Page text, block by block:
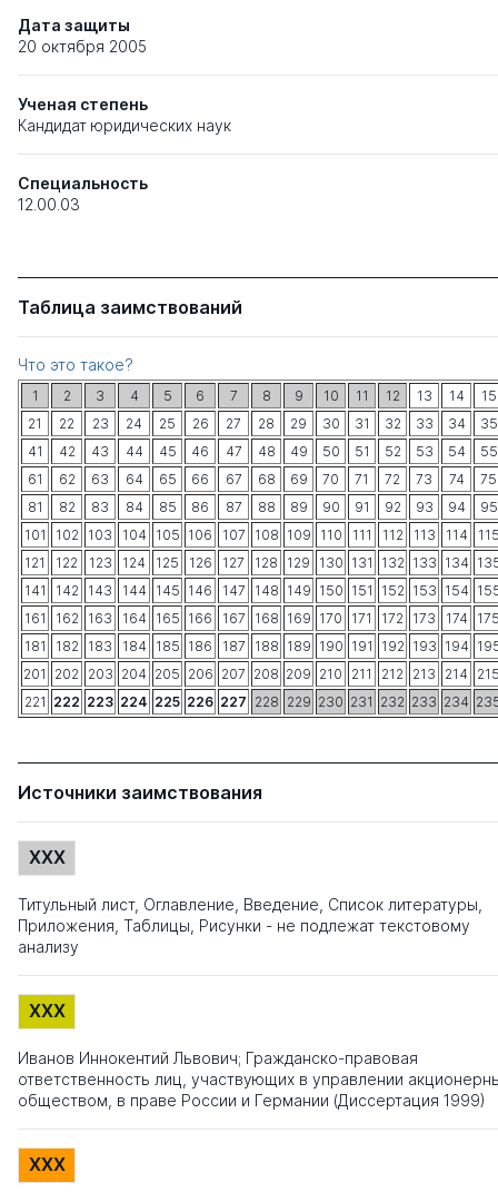
Дата защиты
20 октября 2005
Ученая степень
Кандидат юридических наук
Специальность
12.00.03
Таблица заимствований
Что это такое?
1 2 3 4 5 6 7 8 9 10 11 12 13 14
15
21
22 23 24 25 26 27 28 29 30 31 32 33 34
35
41
42 43 44 45 46 47 48 49 50 51 52 53 54
55
61
62 63 64 65 66 67 68 69 70 71 72 73 74
75
81
82 83 84 85 86 87 88 89 90 91 92 93 94
95
101
102 103 104 105 106 107 108 109 110 111 112 113 114
121
122 123 124 125 126 127 128 129 130 131 132 133 134
141
142 143 144 145 146 147 148 149 150 151 152 153 154
161
162 163 164 165 166 167 168 169 170 171 172 173 174
181
182 183 184 185 186 187 188 189 190 191 192 193 194
201
202 203 204 205 206 207 208 209 210 211 212 213 214
221 222 223 224 225 226 227 228 229 230 231 232 233 234
Источники заимствования
XXX
Титульный лист, Оглавление, Введение, Список литературы,
Приложения, Таблицы, Рисунки - не подлежат текстовому
анализу
XXX
Иванов Иннокентий Львович; Гражданско-правовая
ответственность лиц, участвующих в управлении
обществом, в праве России и Германии (Диссертация 1999)
XXX